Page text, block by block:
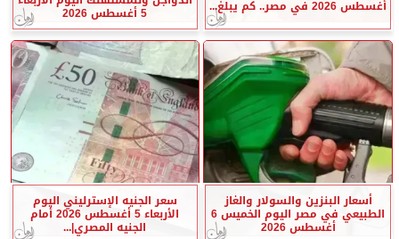
أغسطس 2026 في مصر.. كم يبلغ... 5 أغسطس 2026
أسعار البنزين والسولار والغاز
الطبيعي في مصر اليوم الخميس 6
أغسطس 2026
سعر الجنيه الإسترليني اليوم
الأربعاء 5 أغسطس 2026 أمام
الجنيه المصري|...